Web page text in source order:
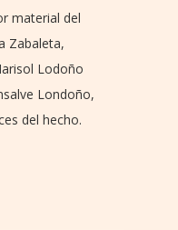
material del
Zabaleta,
Lodoño
Londoño,
del hecho.